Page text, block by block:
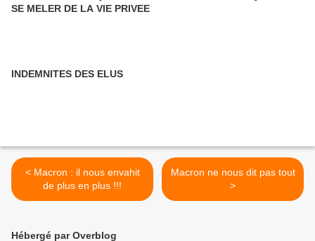
SE MELER DE LA VIE PRIVEE
INDEMNITES DES ELUS
< Macron : il nous envahit
de plus en plus !!!
Macron ne nous dit pas tout
>
Hébergé par Overblog